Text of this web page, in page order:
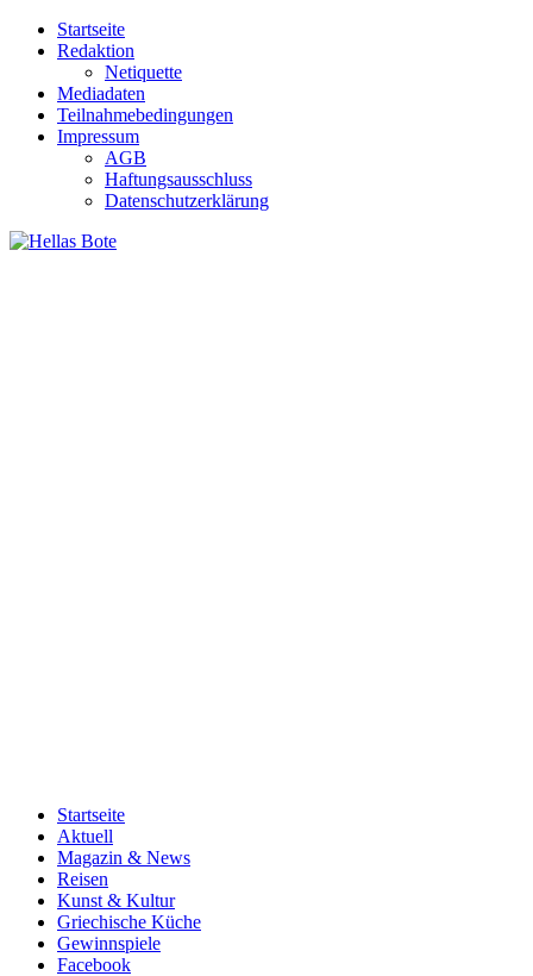
Zum
Inhalt
Startseite
Redaktion
Netiquette
Mediadaten
Teilnahmebedingungen
Impressum
AGB
Haftungsausschluss
Datenschutzerklärung
Startseite
Aktuell
Magazin & News
Reisen
Kunst & Kultur
Griechische Küche
Gewinnspiele
Facebook